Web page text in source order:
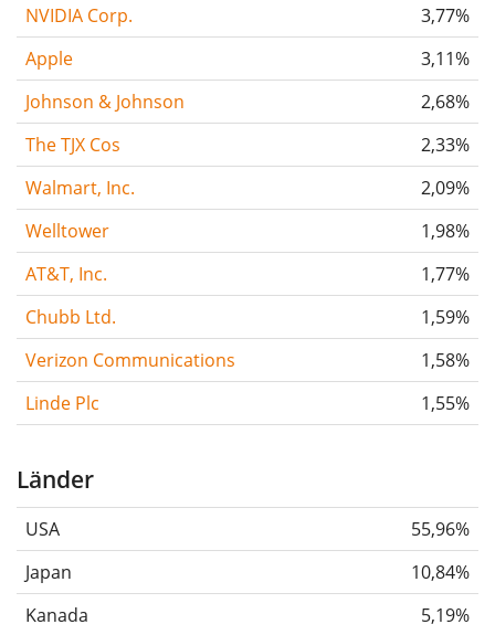
NVIDIA Corp.
3,77%
Apple
3,11%
Johnson & Johnson
2,68%
The TJX Cos
2,33%
Walmart, Inc.
2,09%
Welltower
1,98%
AT&T, Inc.
1,77%
Chubb Ltd.
1,59%
Verizon Communications
1,58%
Linde Plc
1,55%
Länder
USA
55,96%
Japan
10,84%
Kanada
5,19%